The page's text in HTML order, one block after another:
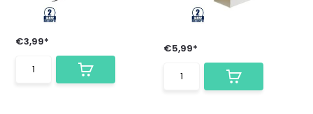
€3,99*
€5,99*